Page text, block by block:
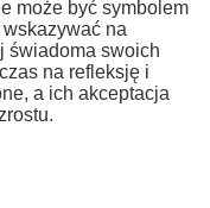
może być symbolem
na
świadoma swoich
na refleksję i
a ich akceptacja